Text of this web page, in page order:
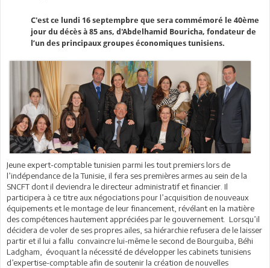
C'est ce lundi 16 septempbre que sera commémoré le 40ème
jour du décès à 85 ans, d'Abdelhamid Bouricha, fondateur de
l’un des principaux groupes économiques tunisiens.
Jeune expert-comptable tunisien parmi les tout premiers lors de
l’indépendance de la Tunisie, il fera ses premières armes au sein de la
SNCFT dont il deviendra le directeur administratif et financier. Il
participera à ce titre aux négociations pour l’acquisition de nouveaux
équipements et le montage de leur financement, révélant en la matière
des compétences hautement appréciées par le gouvernement. Lorsqu’il
décidera de voler de ses propres ailes, sa hiérarchie refusera de le laisser
partir et il lui a fallu convaincre lui-même le second de Bourguiba, Béhi
Ladgham, évoquant la nécessité de développer les cabinets tunisiens
d’expertise-comptable afin de soutenir la création de nouvelles